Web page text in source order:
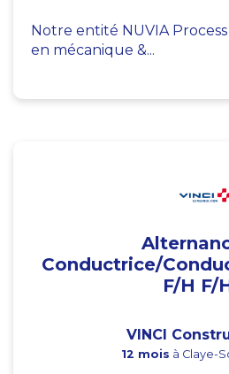
Notre entité NUVIA
en mécanique &...
Conductrice/
F/H F/
VINCI
12 mois à Claye-